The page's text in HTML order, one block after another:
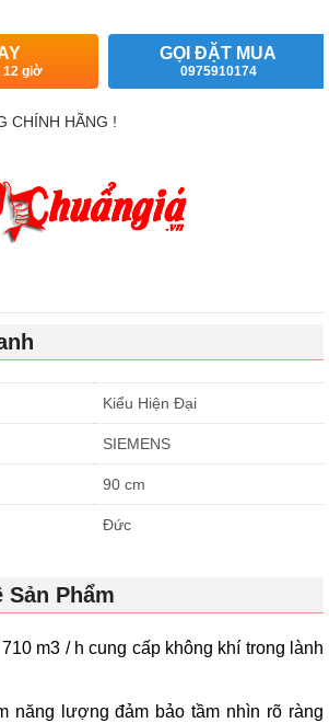
12 giờ
GỌI ĐẶT MUA
0975910174
CHÍNH HÃNG !
Kiểu Hiện Đại
SIEMENS
90 cm
Đức
Sản Phẩm
m3 / h cung cấp không khí trong lành
năng lượng đảm bảo tầm nhìn rõ ràng